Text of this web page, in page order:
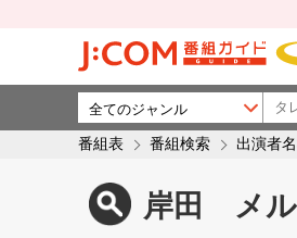
番組表 番組検索 出演者
岸田 メル